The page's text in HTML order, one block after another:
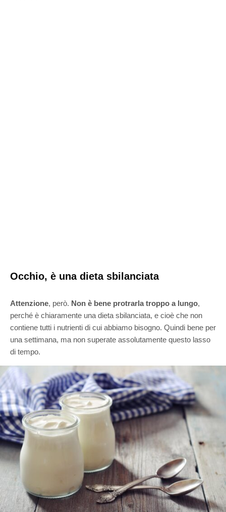
Occhio, è una dieta sbilanciata
Attenzione, però. Non è bene protrarla troppo a lungo,
perché è chiaramente una dieta sbilanciata, e cioè che non
contiene tutti i nutrienti di cui abbiamo bisogno. Quindi bene per
una settimana, ma non superate assolutamente questo lasso
di tempo.